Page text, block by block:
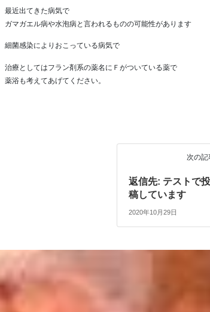
最近出てきた病気で
ガマガエル病や水泡病と言われるものの可能性があります
細菌感染によりおこっている病気で
治療としてはフラン剤系の薬名にＦがついている薬で
薬浴も考えてあげてください。
次の記
返信先: テストで投
稿しています
2020年10月29日